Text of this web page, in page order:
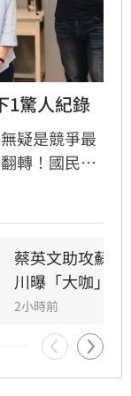
1驚人紀錄
疑是競爭最
轉！國民黨
民調更是呈
屆總統任期
新北更是她
萬票，有望
蔡英文助攻蘇
川曝「大咖」應
2小時前